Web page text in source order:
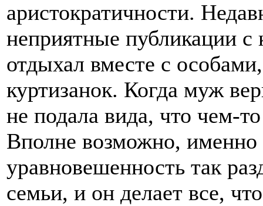
аристократичности.
неприятные публикации
отдыхал вместе с
куртизанок. Когда муж
не подала вида, что чем-
Вполне возможно, именно
уравновешенность так
семьи, и он делает все,